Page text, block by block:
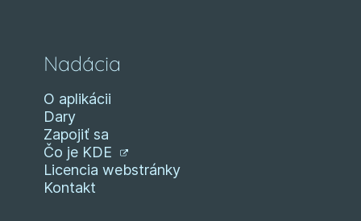
Nadácia
O aplikácii
Dary
Zapojiť sa
Čo je KDE
Licencia webstránky
Kontakt